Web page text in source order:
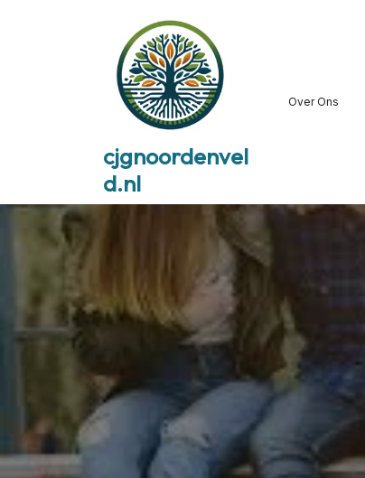
cjgnoordenvel
d.nl
Over Ons